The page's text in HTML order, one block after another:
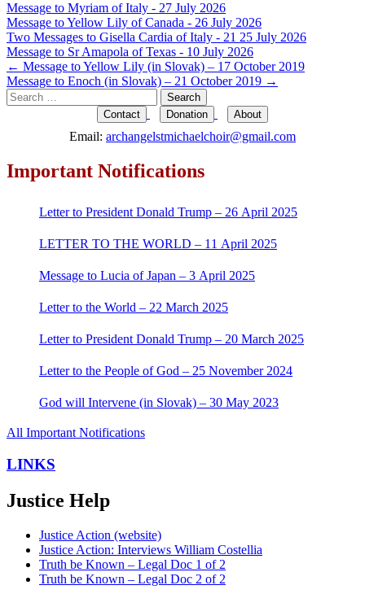
Message to Myriam of Italy - 27 July 2026
Message to Yellow Lily of Canada - 26 July 2026
Two Messages to Gisella Cardia of Italy - 21 25 July 2026
Message to Sr Amapola of Texas - 10 July 2026
Post
navigation
← Message to Yellow Lily (in Slovak) – 17 October 2019
Message to Enoch (in Slovak) – 21 October 2019 →
Search
for:
Contact Donation About
Email: archangelstmichaelchoir@gmail.com
Important Notifications
Letter to President Donald Trump – 26 April 2025
LETTER TO THE WORLD – 11 April 2025
Message to Lucia of Japan – 3 April 2025
Letter to the World – 22 March 2025
Letter to President Donald Trump – 20 March 2025
Letter to the People of God – 25 November 2024
God will Intervene (in Slovak) – 30 May 2023
All Important Notifications
LINKS
Justice Help
Justice Action (website)
Justice Action: Interviews William Costellia
Truth be Known – Legal Doc 1 of 2
Truth be Known – Legal Doc 2 of 2